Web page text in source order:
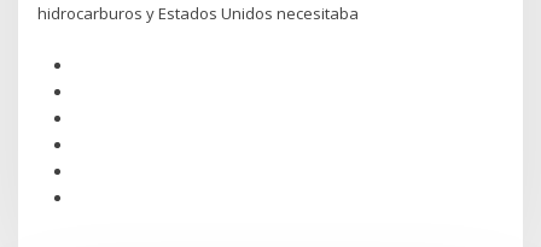
hidrocarburos y Estados Unidos necesitaba